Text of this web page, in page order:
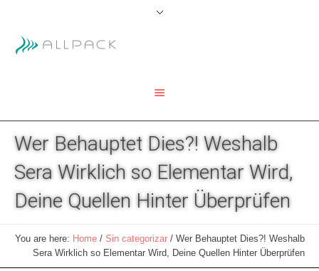
Wer Behauptet Dies?! Weshalb
Sera Wirklich so Elementar Wird,
Deine Quellen Hinter Überprüfen
You are here: Home / Sin categorizar / Wer Behauptet Dies?! Weshalb
Sera Wirklich so Elementar Wird, Deine Quellen Hinter Überprüfen